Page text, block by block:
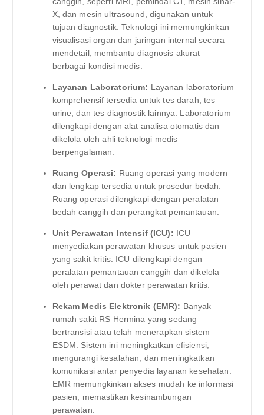
X, dan mesin ultrasound, digunakan untuk
tujuan diagnostik. Teknologi ini memungkinkan
visualisasi organ dan jaringan internal secara
mendetail, membantu diagnosis akurat
berbagai kondisi medis.
Layanan Laboratorium: Layanan laboratorium
komprehensif tersedia untuk tes darah, tes
urine, dan tes diagnostik lainnya. Laboratorium
dilengkapi dengan alat analisa otomatis dan
dikelola oleh ahli teknologi medis
berpengalaman.
Ruang Operasi: Ruang operasi yang modern
dan lengkap tersedia untuk prosedur bedah.
Ruang operasi dilengkapi dengan peralatan
bedah canggih dan perangkat pemantauan.
Unit Perawatan Intensif (ICU): ICU
menyediakan perawatan khusus untuk pasien
yang sakit kritis. ICU dilengkapi dengan
peralatan pemantauan canggih dan dikelola
oleh perawat dan dokter perawatan kritis.
Rekam Medis Elektronik (EMR): Banyak
rumah sakit RS Hermina yang sedang
bertransisi atau telah menerapkan sistem
ESDM. Sistem ini meningkatkan efisiensi,
mengurangi kesalahan, dan meningkatkan
komunikasi antar penyedia layanan kesehatan.
EMR memungkinkan akses mudah ke informasi
pasien, memastikan kesinambungan
perawatan.